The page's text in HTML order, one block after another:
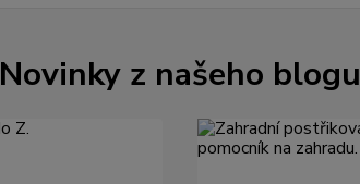
Novinky z našeho blogu